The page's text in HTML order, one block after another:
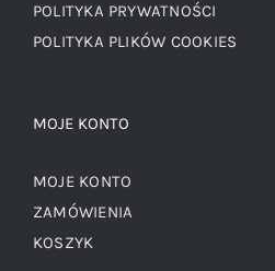
POLITYKA PRYWATNOŚCI
POLITYKA PLIKÓW COOKIES
MOJE KONTO
MOJE KONTO
ZAMÓWIENIA
KOSZYK